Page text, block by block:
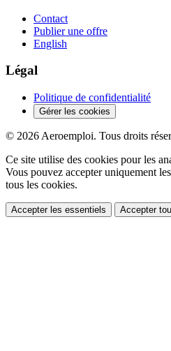
Contact
Publier une offre
English
Légal
Politique de confidentialité
Gérer les cookies
© 2026 Aeroemploi. Tous droits
Ce site utilise des cookies pour les
Vous pouvez accepter uniquement
tous les cookies.
Accepter les essentiels Accepter